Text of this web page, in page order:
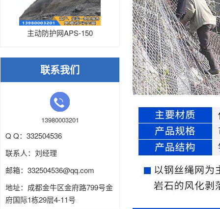
主动防护网APS-150
联系我们
13980003201
Q Q：332504536
联系人：刘经理
邮箱： 332504536@qq.com
地址：成都金牛区金府路799号金
府国际1栋29层4-11号